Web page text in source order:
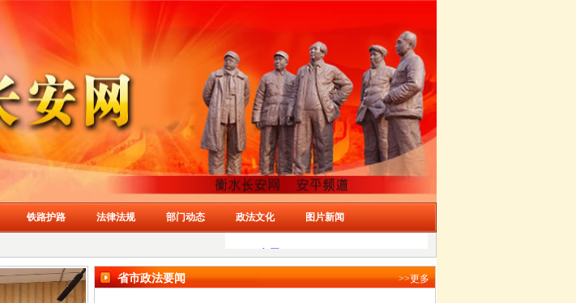
铁路护路 法律法规 部门动态 政法文化 图片新闻
省市政法要闻 >>更多